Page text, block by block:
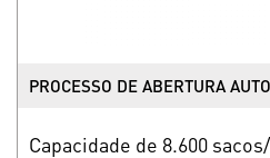
PROCESSO DE ABERTURA
Capacidade de 8.600